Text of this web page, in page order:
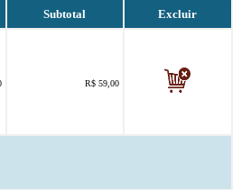
Subtotal Excluir
. R$ 59,00.